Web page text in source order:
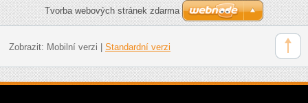
Tvorba webových stránek zdarma
Zobrazit: Mobilní verzi | Standardní verzi